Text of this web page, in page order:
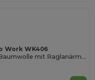
Work WK406
Unisex Jacke aus Baumwolle mit Raglanärmeln